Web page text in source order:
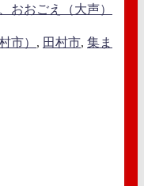
おおごえ（大声）
市） , 田村市, 集ま